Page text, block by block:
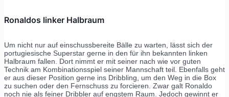
Ronaldos linker Halbraum
Um nicht nur auf einschussbereite Bälle zu warten, lässt sich der
portugiesische Superstar gerne in den für ihn bekannten linken
Halbraum fallen. Dort nimmt er mit seiner nach wie vor guten
Technik am Kombinationsspiel seiner Mannschaft teil. Ebenfalls geht
er aus dieser Position gerne ins Dribbling, um den Weg in die Box
zu suchen oder den Fernschuss zu forcieren. Zwar galt Ronaldo
noch nie als feiner Dribbler auf engstem Raum. Jedoch gewinnt er